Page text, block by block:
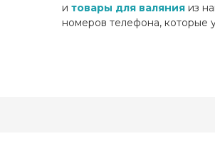
и товары для валяния из
номеров телефона, которые